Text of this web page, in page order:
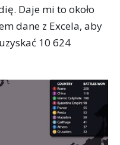
Daje mi to około
dane z Excela, aby
10 624